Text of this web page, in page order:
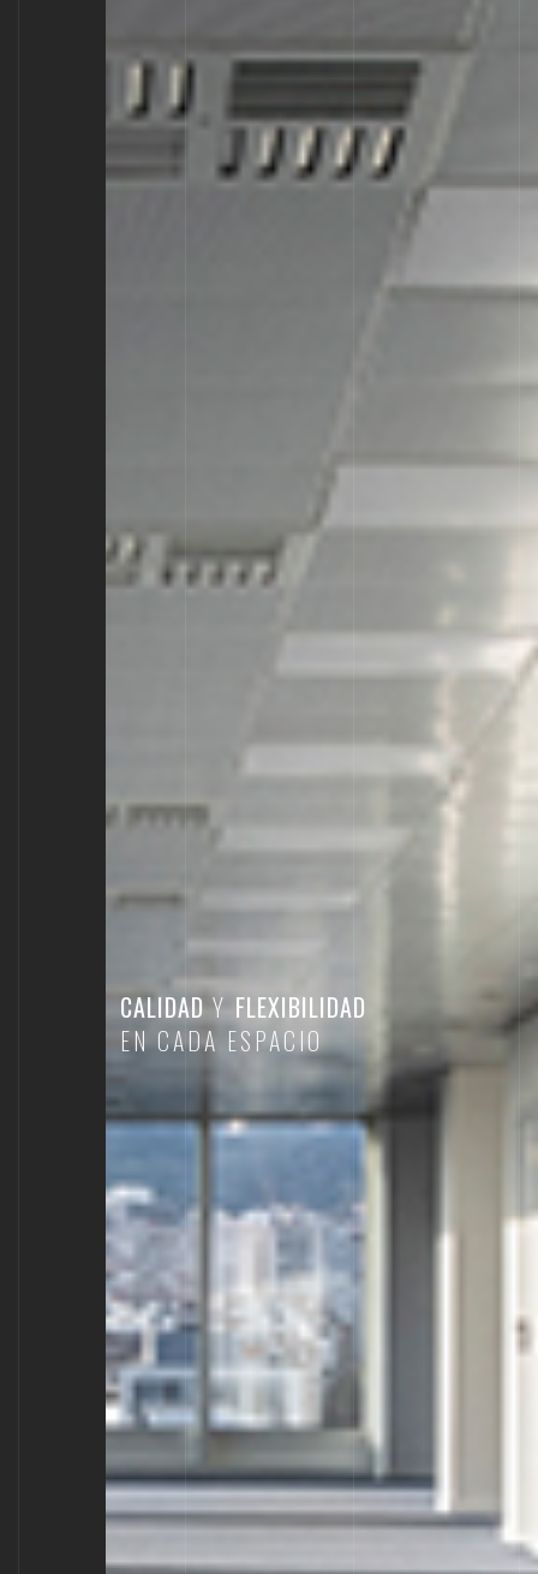
EN CADA ESPACIO
CALIDAD Y FLEXIBILIDAD